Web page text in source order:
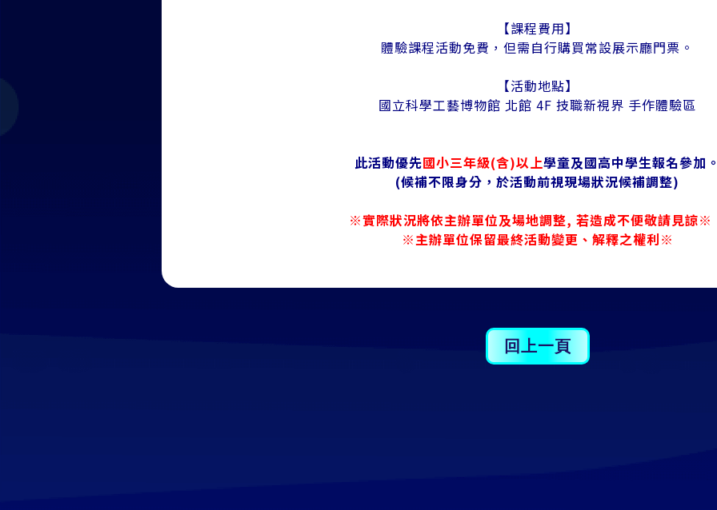
【課程費用】
體驗課程活動免費，但需自行購買常設展示廳門票。
【活動地點】
國立科學工藝博物館 北館 4F 技職新視界 手作體驗區
此活動優先國小三年級(含)以上學童及國高中學生報名參加
(候補不限身分，於活動前視現場狀況候補調整)
※實際狀況將依主辦單位及場地調整, 若造成不便敬請見
※主辦單位保留最終活動變更、解釋之權利※